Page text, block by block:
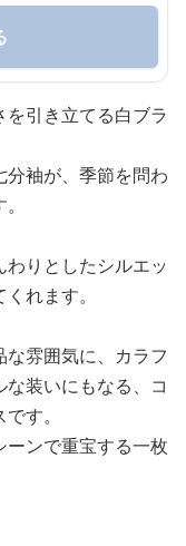
引き立てる白ブラ
袖が、季節を問わ
りとしたシルエッ
れます。
雰囲気に、カラフ
装いにもなる、コ
す。
ンで重宝する一枚